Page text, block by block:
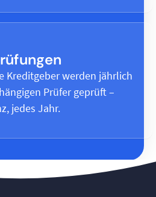
Kreditgeber werden jährlich
Prüfer geprüft –
jedes Jahr.